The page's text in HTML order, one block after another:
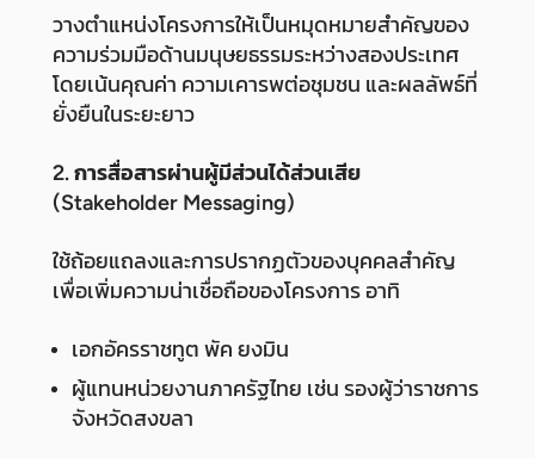
วางตำแหน่งโครงการให้เป็นหมุดหมายสำคัญของ
ความร่วมมือด้านมนุษยธรรมระหว่างสองประเทศ
โดยเน้นคุณค่า ความเคารพต่อชุมชน และผลลัพธ์ที่
ยั่งยืนในระยะยาว
2. การสื่อสารผ่านผู้มีส่วนได้ส่วนเสีย
(Stakeholder Messaging)
ใช้ถ้อยแถลงและการปรากฏตัวของบุคคลสำคัญ
เพื่อเพิ่มความน่าเชื่อถือของโครงการ อาทิ
เอกอัครราชทูต พัค ยงมิน
ผู้แทนหน่วยงานภาครัฐไทย เช่น รองผู้ว่าราชการ
จังหวัดสงขลา